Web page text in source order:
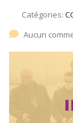
Catégories:
Aucun